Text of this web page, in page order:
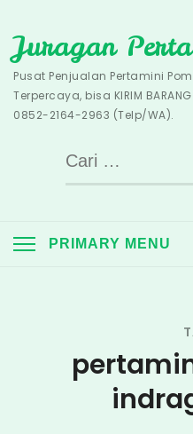
to
content
Juragan
Pusat Penjualan Pertamini
Terpercaya, bisa KIRIM
0852-2164-2963 (Telp/WA).
Cari
untuk:
PRIMARY MENU